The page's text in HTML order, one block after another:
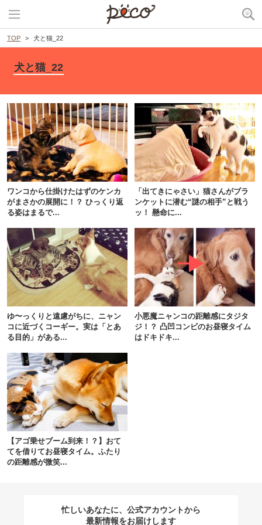
TOP 犬と猫_22
犬と猫_22
ワンコから仕掛けたはずのケンカ
がまさかの展開に！？ ひっくり返
る姿はまるで...
「出てきにゃさい」猫さんがブラ
ンケットに潜む“謎の相手”と戦う
ッ！ 懸命に...
ゆ〜っくりと遠慮がちに、ニャン
コに近づくコーギー。実は「とあ
る目的」がある...
小悪魔ニャンコの距離感にタジタ
ジ！？ 凸凹コンビのお昼寝タイム
はドキドキ...
【アゴ乗せブーム到来！？】おて
てを借りてお昼寝タイム。ふたり
の距離感が微笑...
忙しいあなたに、公式アカウントから
最新情報をお届けします
閉じる
pecodogs
いぬ部をフォロー
アプリで開く
アプリをダウンロードする